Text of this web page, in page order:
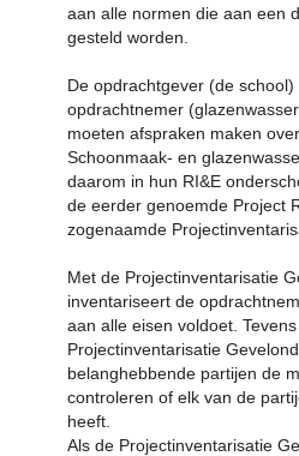
aan alle normen die aan een
gesteld worden.
De opdrachtgever (de school)
opdrachtnemer
moeten afspraken maken
Schoonmaak- en
daarom in hun RI&E
de eerder genoemde Project
zogenaamde
Met de Projectinventarisatie
inventariseert de
aan alle eisen voldoet.
Projectinventarisatie
belanghebbende partijen de
controleren of elk van de
heeft.
Als de Projectinventarisatie